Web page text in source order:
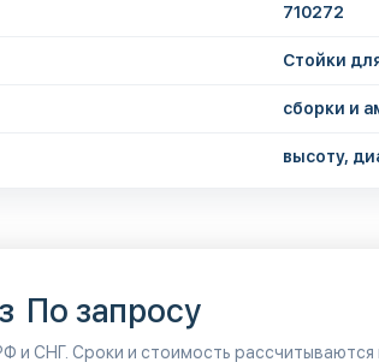
710272
Стойки
сборки и
высоту,
По запросу
и СНГ. Сроки и стоимость